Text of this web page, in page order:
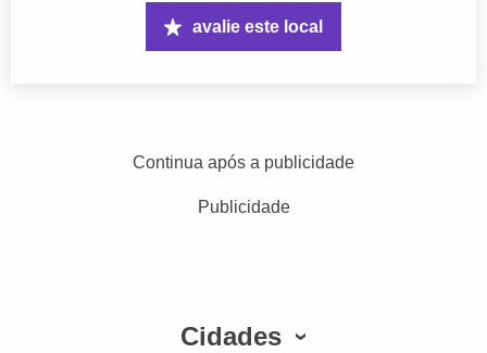
avalie este local
Continua após a publicidade
Publicidade
Cidades